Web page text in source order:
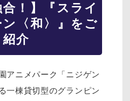
！】『スライ
〈和〉』をご
紹介
アニメパーク「ニジゲン
一棟貸切型のグランピン